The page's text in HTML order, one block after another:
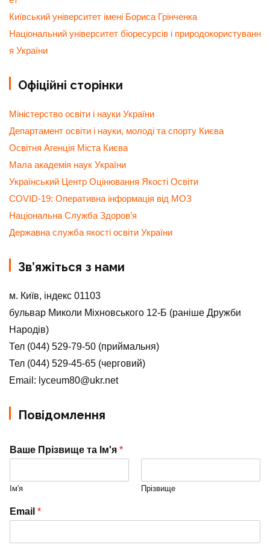
Київський університет імені Бориса Грінченка
Національний університет біоресурсів і природокористуванн
я України
Офіційні сторінки
Міністерство освіти і науки України
Департамент освіти і науки, молоді та спорту Києва
Освітня Агенція Міста Києва
Мала академія наук України
Український Центр Оцінювання Якості Освіти
COVID-19: Оперативна інформація від МОЗ
Національна Служба Здоров’я
Державна служба якості освіти України
Зв’яжіться з нами
м. Київ, індекс 01103
бульвар Миколи Міхновського 12-Б (раніше Дружби
Народів)
Тел (044) 529-79-50 (приймальня)
Тел (044) 529-45-65 (черговий)
Email: lyceum80@ukr.net
Повідомлення
Ваше Прізвище та Ім'я *
Ім'я Прізвище
Email *